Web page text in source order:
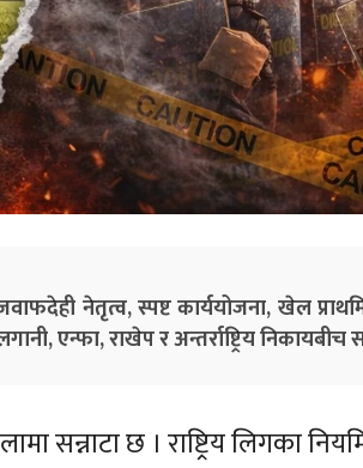
नेतृत्व, स्पष्ट कार्ययोजना, खेल
एन्फा, राखेप र अन्तर्राष्ट्रिय निकायबीच
सन्नाटा छ । राष्ट्रिय लिगका